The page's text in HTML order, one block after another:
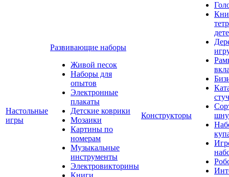
Настольные
игры
Развивающие наборы
Живой песок
Наборы для
опытов
Электронные
плакаты
Детские коврики
Мозаики
Картины по
номерам
Музыкальные
инструменты
Электровикторины
Книги
Конструкторы